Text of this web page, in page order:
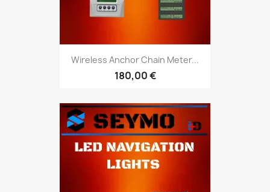
Wireless Anchor Chain Meter...
180,00 €